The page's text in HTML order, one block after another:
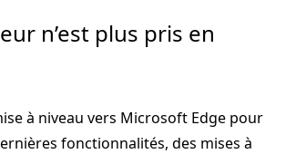
n’est plus pris en
à niveau vers Microsoft Edge pour
fonctionnalités, des mises à